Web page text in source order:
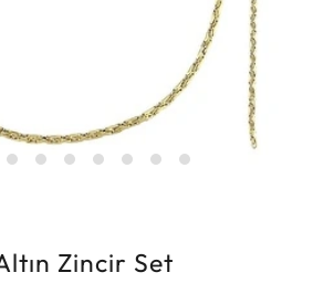
Zincir Set